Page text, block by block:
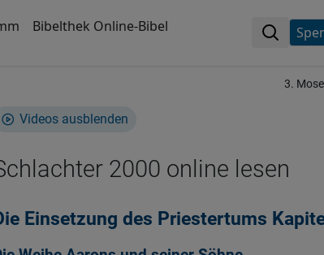
Bibelthek Online-Bibel
3.
Videos ausblenden
2000 online lesen
Einsetzung des Priestertums